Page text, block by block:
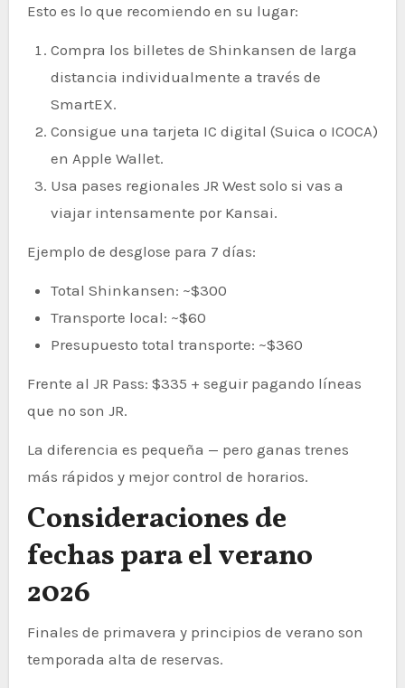
Esto es lo que recomiendo en su lugar:
Compra los billetes de Shinkansen de larga
distancia individualmente a través de
SmartEX.
Consigue una tarjeta IC digital (Suica o ICOCA)
en Apple Wallet.
Usa pases regionales JR West solo si vas a
viajar intensamente por Kansai.
Ejemplo de desglose para 7 días:
Total Shinkansen: ~$300
Transporte local: ~$60
Presupuesto total transporte: ~$360
Frente al JR Pass: $335 + seguir pagando líneas
que no son JR.
La diferencia es pequeña — pero ganas trenes
más rápidos y mejor control de horarios.
Consideraciones de
fechas para el verano
2026
Finales de primavera y principios de verano son
temporada alta de reservas.